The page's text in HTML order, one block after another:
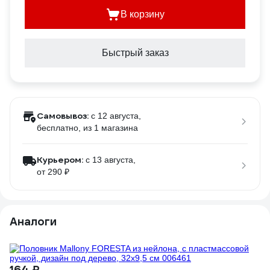
В корзину
Быстрый заказ
Самовывоз: c 12 августа,
бесплатно , из 1 магазина
Курьером: c 13 августа,
от 290 ₽
Аналоги